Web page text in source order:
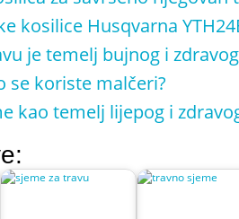
kosilice Husqvаrnа
je temelj bujnog i
se koriste malčeri?
kao temelj lijepog i